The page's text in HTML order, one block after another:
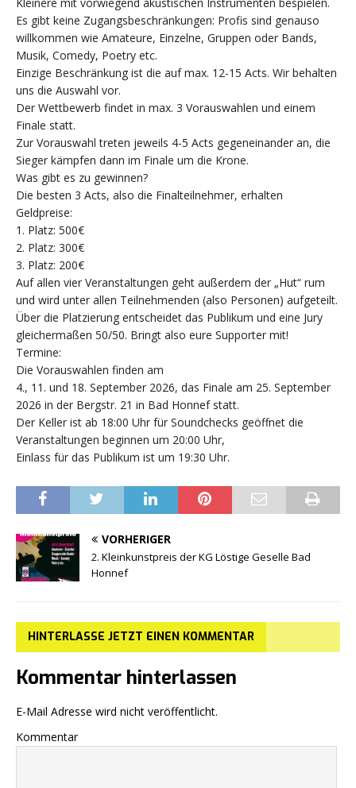
Kleinere mit vorwiegend akustischen Instrumenten bespielen.
Es gibt keine Zugangsbeschränkungen: Profis sind genauso
willkommen wie Amateure, Einzelne, Gruppen oder Bands,
Musik, Comedy, Poetry etc.
Einzige Beschränkung ist die auf max. 12-15 Acts. Wir behalten
uns die Auswahl vor.
Der Wettbewerb findet in max. 3 Vorauswahlen und einem
Finale statt.
Zur Vorauswahl treten jeweils 4-5 Acts gegeneinander an, die
Sieger kämpfen dann im Finale um die Krone.
Was gibt es zu gewinnen?
Die besten 3 Acts, also die Finalteilnehmer, erhalten
Geldpreise:
1. Platz: 500€
2. Platz: 300€
3. Platz: 200€
Auf allen vier Veranstaltungen geht außerdem der „Hut“ rum
und wird unter allen Teilnehmenden (also Personen) aufgeteilt.
Über die Platzierung entscheidet das Publikum und eine Jury
gleichermaßen 50/50. Bringt also eure Supporter mit!
Termine:
Die Vorauswahlen finden am
4., 11. und 18. September 2026, das Finale am 25. September
2026 in der Bergstr. 21 in Bad Honnef statt.
Der Keller ist ab 18:00 Uhr für Soundchecks geöffnet die
Veranstaltungen beginnen um 20:00 Uhr,
Einlass für das Publikum ist um 19:30 Uhr.
VORHERIGER
2. Kleinkunstpreis der KG Löstige Geselle Bad
Honnef
HINTERLASSE JETZT EINEN KOMMENTAR
Kommentar hinterlassen
E-Mail Adresse wird nicht veröffentlicht.
Kommentar